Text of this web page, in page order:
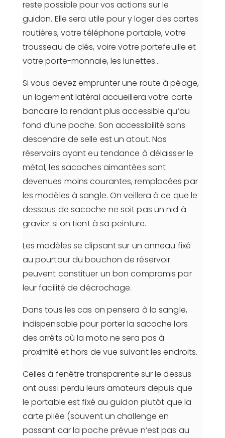
reste possible pour vos actions sur le
guidon. Elle sera utile pour y loger des cartes
routières, votre téléphone portable, votre
trousseau de clés, voire votre portefeuille et
votre porte-monnaie, les lunettes…
Si vous devez emprunter une route à péage,
un logement latéral accueillera votre carte
bancaire la rendant plus accessible qu’au
fond d’une poche. Son accessibilité sans
descendre de selle est un atout. Nos
réservoirs ayant eu tendance à délaisser le
métal, les sacoches aimantées sont
devenues moins courantes, remplacées par
les modèles à sangle. On veillera à ce que le
dessous de sacoche ne soit pas un nid à
gravier si on tient à sa peinture.
Les modèles se clipsant sur un anneau fixé
au pourtour du bouchon de réservoir
peuvent constituer un bon compromis par
leur facilité de décrochage.
Dans tous les cas on pensera à la sangle,
indispensable pour porter la sacoche lors
des arrêts où la moto ne sera pas à
proximité et hors de vue suivant les endroits.
Celles à fenêtre transparente sur le dessus
ont aussi perdu leurs amateurs depuis que
le portable est fixé au guidon plutôt que la
carte pliée (souvent un challenge en
passant car la poche prévue n’est pas au